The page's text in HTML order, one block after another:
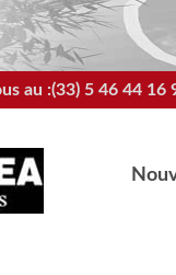
au :(33) 5 46 44 16